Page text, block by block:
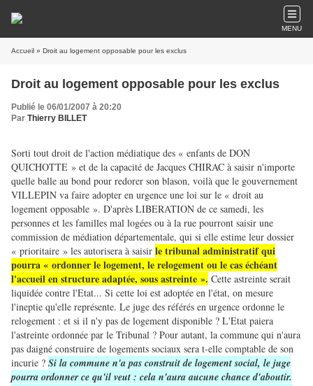
MENU
Accueil » Droit au logement opposable pour les exclus
Droit au logement opposable pour les exclus
Publié le 06/01/2007 à 20:20
Par Thierry BILLET
Sorti tout droit de l'action médiatique des « enfants de DON
QUICHOTTE » et de la capacité de Jacques CHIRAC à saisir n'importe
quelle balle au bond pour redorer son blason, voilà que le gouvernement
VILLEPIN va faire adopter en urgence une loi sur le « droit au
logement opposable ». D'après LIBERATION de ce samedi, les
personnes et les familles mal logées ou à la rue pourront saisir une
commission de médiation départementale, qui si elle estime leur dossier
« prioritaire » les autorisera à saisir le tribunal administratifqui
pourra « ordonner le logement, le relogement ou le cas échéant
l'accueil en structure adaptée, sous astreinte ». Cette astreinte serait
liquidée contre l'Etat... Si cette loi est adoptée en l'état, on mesure
l'ineptie qu'elle représente. Le juge des référés en urgence ordonne le
relogement : et si il n'y pas de logement disponible ? L'Etat paiera
l'astreinte ordonnée par le Tribunal ? Pour autant, la commune qui n'aura
pas daigné construire de logements sociaux sera t-elle comptable de son
incurie ? Si la commune n'a pas construit de logement social, le juge
pourra ordonner ce qu'il veut : cela n'aura aucune chance d'aboutir.